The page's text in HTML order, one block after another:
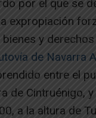
por el que se
expropiación
y
de Navarra
entre el
de Cintruénigo,
a la altura de